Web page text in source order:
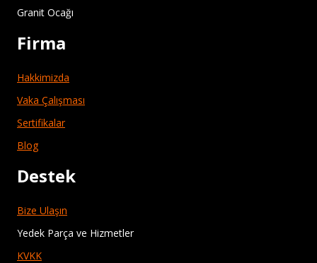
Granit Ocağı
Firma
Hakkimizda
Vaka Çalışması
Sertifikalar
Blog
Destek
Bize Ulaşın
Yedek Parça ve Hizmetler
KVKK